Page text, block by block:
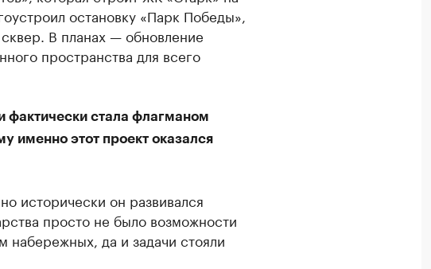
остановку «Парк Победы»,
В планах — обновление
пространства для всего
стала флагманом
именно этот проект оказался
исторически он развивался
просто не было возможности
набережных, да и задачи стояли